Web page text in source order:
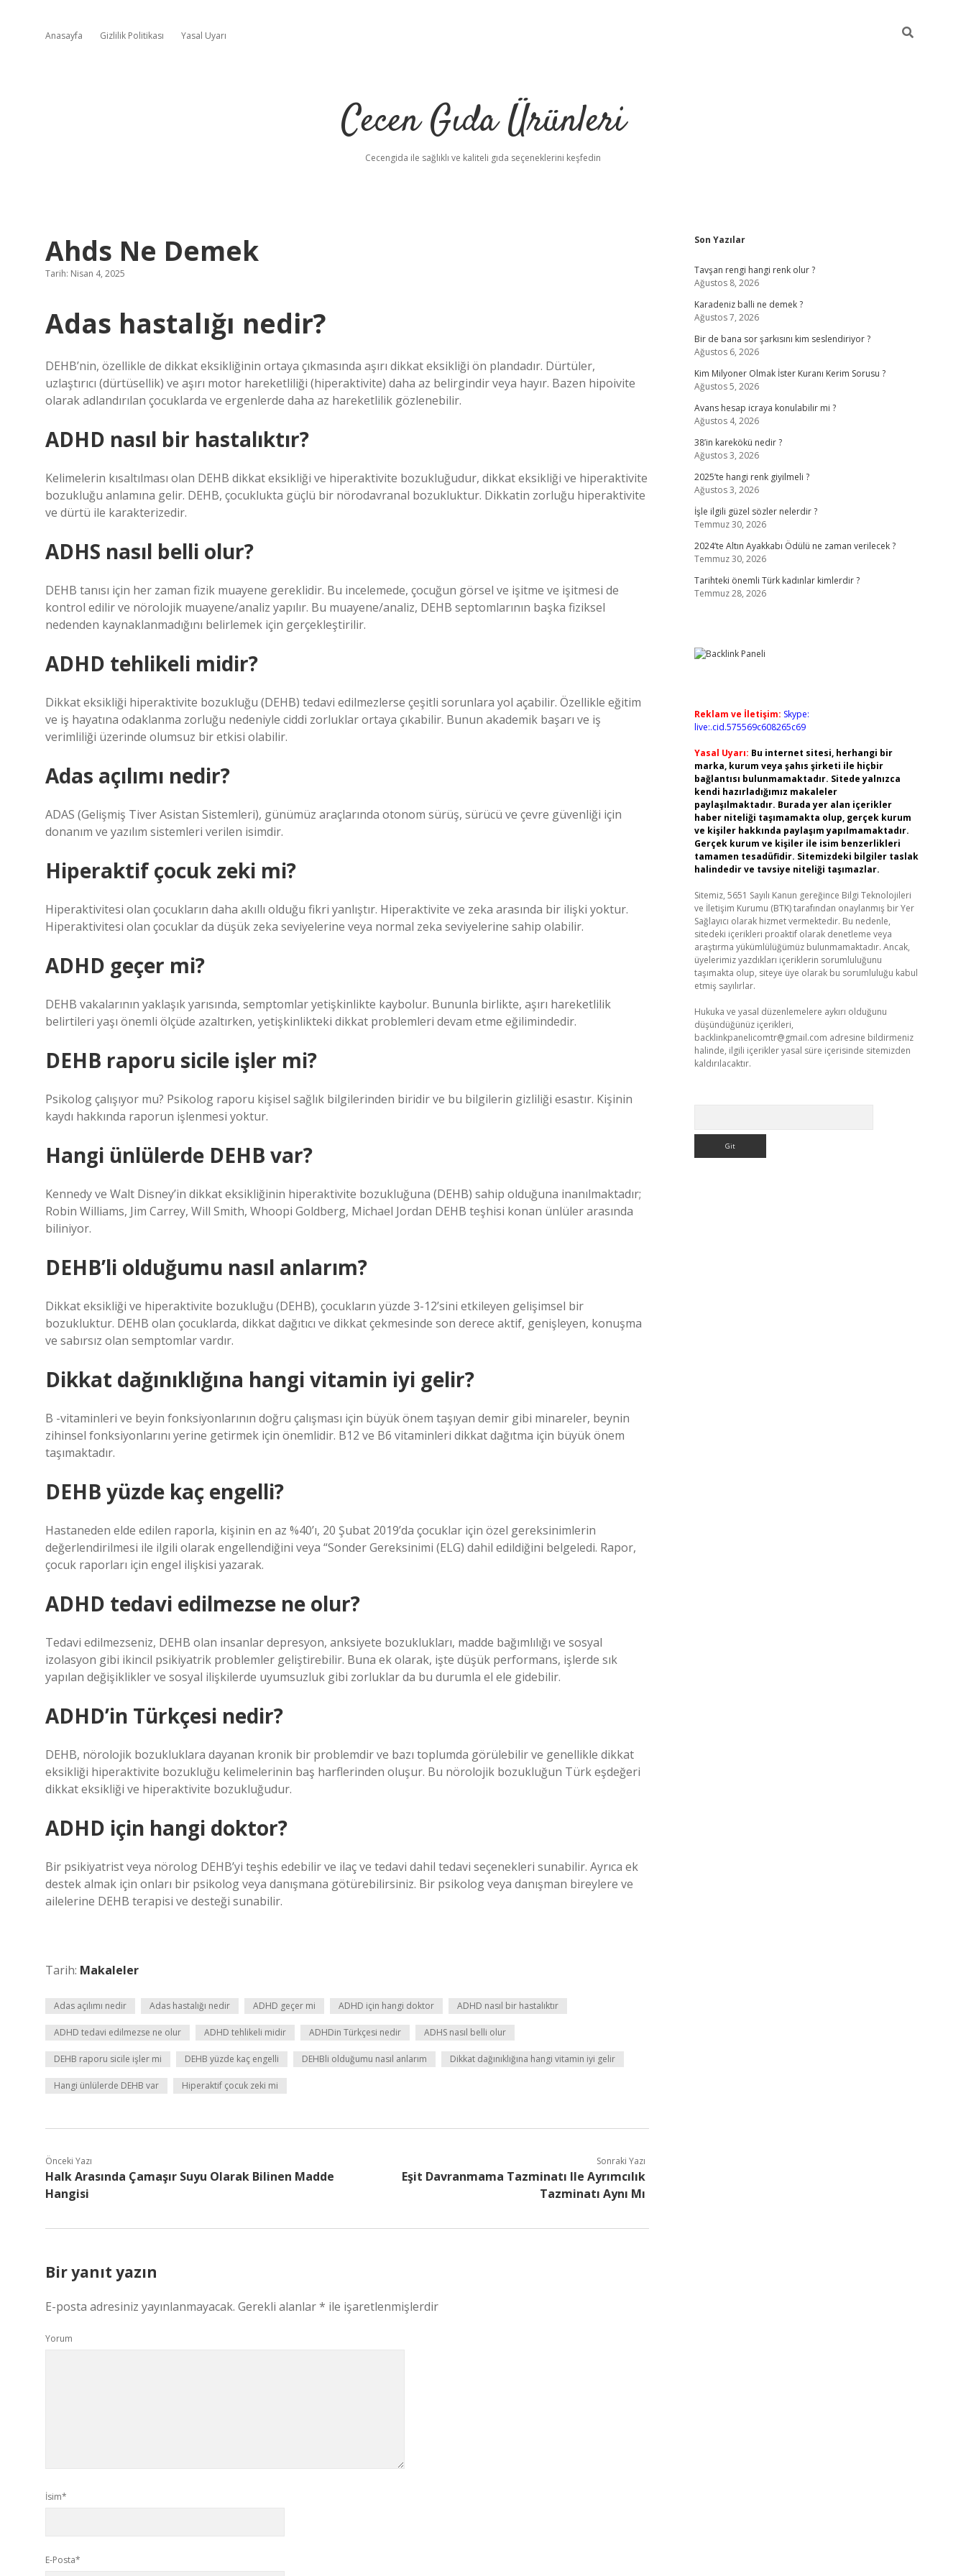
Anasayfa Gizlilik Politikası Yasal Uyarı
Cecen Gıda Ürünleri
Cecengida ile sağlıklı ve kaliteli gıda seçeneklerini keşfedin
Ahds Ne Demek
Tarih: Nisan 4, 2025
Adas hastalığı nedir?
DEHB’nin, özellikle de dikkat eksikliğinin ortaya çıkmasında aşırı dikkat eksikliği ön plandadır. Dürtüler,
uzlaştırıcı (dürtüsellik) ve aşırı motor hareketliliği (hiperaktivite) daha az belirgindir veya hayır. Bazen hipoivite
olarak adlandırılan çocuklarda ve ergenlerde daha az hareketlilik gözlenebilir.
ADHD nasıl bir hastalıktır?
Kelimelerin kısaltılması olan DEHB dikkat eksikliği ve hiperaktivite bozukluğudur, dikkat eksikliği ve hiperaktivite
bozukluğu anlamına gelir. DEHB, çocuklukta güçlü bir nörodavranal bozukluktur. Dikkatin zorluğu hiperaktivite
ve dürtü ile karakterizedir.
ADHS nasıl belli olur?
DEHB tanısı için her zaman fizik muayene gereklidir. Bu incelemede, çocuğun görsel ve işitme ve işitmesi de
kontrol edilir ve nörolojik muayene/analiz yapılır. Bu muayene/analiz, DEHB septomlarının başka fiziksel
nedenden kaynaklanmadığını belirlemek için gerçekleştirilir.
ADHD tehlikeli midir?
Dikkat eksikliği hiperaktivite bozukluğu (DEHB) tedavi edilmezlerse çeşitli sorunlara yol açabilir. Özellikle eğitim
ve iş hayatına odaklanma zorluğu nedeniyle ciddi zorluklar ortaya çıkabilir. Bunun akademik başarı ve iş
verimliliği üzerinde olumsuz bir etkisi olabilir.
Adas açılımı nedir?
ADAS (Gelişmiş Tiver Asistan Sistemleri), günümüz araçlarında otonom sürüş, sürücü ve çevre güvenliği için
donanım ve yazılım sistemleri verilen isimdir.
Hiperaktif çocuk zeki mi?
Hiperaktivitesi olan çocukların daha akıllı olduğu fikri yanlıştır. Hiperaktivite ve zeka arasında bir ilişki yoktur.
Hiperaktivitesi olan çocuklar da düşük zeka seviyelerine veya normal zeka seviyelerine sahip olabilir.
ADHD geçer mi?
DEHB vakalarının yaklaşık yarısında, semptomlar yetişkinlikte kaybolur. Bununla birlikte, aşırı hareketlilik
belirtileri yaşı önemli ölçüde azaltırken, yetişkinlikteki dikkat problemleri devam etme eğilimindedir.
DEHB raporu sicile işler mi?
Psikolog çalışıyor mu? Psikolog raporu kişisel sağlık bilgilerinden biridir ve bu bilgilerin gizliliği esastır. Kişinin
kaydı hakkında raporun işlenmesi yoktur.
Hangi ünlülerde DEHB var?
Kennedy ve Walt Disney’in dikkat eksikliğinin hiperaktivite bozukluğuna (DEHB) sahip olduğuna inanılmaktadır;
Robin Williams, Jim Carrey, Will Smith, Whoopi Goldberg, Michael Jordan DEHB teşhisi konan ünlüler arasında
biliniyor.
DEHB’li olduğumu nasıl anlarım?
Dikkat eksikliği ve hiperaktivite bozukluğu (DEHB), çocukların yüzde 3-12’sini etkileyen gelişimsel bir
bozukluktur. DEHB olan çocuklarda, dikkat dağıtıcı ve dikkat çekmesinde son derece aktif, genişleyen, konuşma
ve sabırsız olan semptomlar vardır.
Dikkat dağınıklığına hangi vitamin iyi gelir?
B -vitaminleri ve beyin fonksiyonlarının doğru çalışması için büyük önem taşıyan demir gibi minareler, beynin
zihinsel fonksiyonlarını yerine getirmek için önemlidir. B12 ve B6 vitaminleri dikkat dağıtma için büyük önem
taşımaktadır.
DEHB yüzde kaç engelli?
Hastaneden elde edilen raporla, kişinin en az %40’ı, 20 Şubat 2019’da çocuklar için özel gereksinimlerin
değerlendirilmesi ile ilgili olarak engellendiğini veya “Sonder Gereksinimi (ELG) dahil edildiğini belgeledi. Rapor,
çocuk raporları için engel ilişkisi yazarak.
ADHD tedavi edilmezse ne olur?
Tedavi edilmezseniz, DEHB olan insanlar depresyon, anksiyete bozuklukları, madde bağımlılığı ve sosyal
izolasyon gibi ikincil psikiyatrik problemler geliştirebilir. Buna ek olarak, işte düşük performans, işlerde sık
yapılan değişiklikler ve sosyal ilişkilerde uyumsuzluk gibi zorluklar da bu durumla el ele gidebilir.
ADHD’in Türkçesi nedir?
DEHB, nörolojik bozukluklara dayanan kronik bir problemdir ve bazı toplumda görülebilir ve genellikle dikkat
eksikliği hiperaktivite bozukluğu kelimelerinin baş harflerinden oluşur. Bu nörolojik bozukluğun Türk eşdeğeri
dikkat eksikliği ve hiperaktivite bozukluğudur.
ADHD için hangi doktor?
Bir psikiyatrist veya nörolog DEHB’yi teşhis edebilir ve ilaç ve tedavi dahil tedavi seçenekleri sunabilir. Ayrıca ek
destek almak için onları bir psikolog veya danışmana götürebilirsiniz. Bir psikolog veya danışman bireylere ve
ailelerine DEHB terapisi ve desteği sunabilir.
Tarih: Makaleler
Adas açılımı nedir Adas hastalığı nedir ADHD geçer mi ADHD için hangi doktor ADHD nasıl bir hastalıktır
ADHD tedavi edilmezse ne olur ADHD tehlikeli midir ADHDin Türkçesi nedir ADHS nasıl belli olur
DEHB raporu sicile işler mi DEHB yüzde kaç engelli DEHBli olduğumu nasıl anlarım Dikkat dağınıklığına hangi vitamin iyi gelir
Hangi ünlülerde DEHB var Hiperaktif çocuk zeki mi
Önceki Yazı
Halk Arasında Çamaşır Suyu Olarak Bilinen Madde
Hangisi
Sonraki Yazı
Eşit Davranmama Tazminatı Ile Ayrımcılık
Tazminatı Aynı Mı
Bir yanıt yazın
E-posta adresiniz yayınlanmayacak. Gerekli alanlar* ile işaretlenmişlerdir
Yorum
İsim*
E-Posta*
Sidebar
Son Yazılar
Tavşan rengi hangi renk olur ?
Ağustos 8, 2026
Karadeniz balli ne demek ?
Ağustos 7, 2026
Bir de bana sor şarkısını kim seslendiriyor ?
Ağustos 6, 2026
Kim Milyoner Olmak İster Kuranı Kerim Sorusu ?
Ağustos 5, 2026
Avans hesap icraya konulabilir mi ?
Ağustos 4, 2026
38’in karekökü nedir ?
Ağustos 3, 2026
2025’te hangi renk giyilmeli ?
Ağustos 3, 2026
İşle ilgili güzel sözler nelerdir ?
Temmuz 30, 2026
2024’te Altın Ayakkabı Ödülü ne zaman verilecek ?
Temmuz 30, 2026
Tarihteki önemli Türk kadınlar kimlerdir ?
Temmuz 28, 2026
Reklam ve İletişim: Skype:
live:.cid.575569c608265c69
Yasal Uyarı: Bu internet sitesi, herhangi bir
marka, kurum veya şahıs şirketi ile hiçbir
bağlantısı bulunmamaktadır. Sitede yalnızca
kendi hazırladığımız makaleler
paylaşılmaktadır. Burada yer alan içerikler
haber niteliği taşımamakta olup, gerçek kurum
ve kişiler hakkında paylaşım yapılmamaktadır.
Gerçek kurum ve kişiler ile isim benzerlikleri
tamamen tesadüfidir. Sitemizdeki bilgiler taslak
halindedir ve tavsiye niteliği taşımazlar.
Sitemiz, 5651 Sayılı Kanun gereğince Bilgi Teknolojileri
ve İletişim Kurumu (BTK) tarafından onaylanmış bir Yer
Sağlayıcı olarak hizmet vermektedir. Bu nedenle,
sitedeki içerikleri proaktif olarak denetleme veya
araştırma yükümlülüğümüz bulunmamaktadır. Ancak,
üyelerimiz yazdıkları içeriklerin sorumluluğunu
taşımakta olup, siteye üye olarak bu sorumluluğu kabul
etmiş sayılırlar.
Hukuka ve yasal düzenlemelere aykırı olduğunu
düşündüğünüz içerikleri,
backlinkpanelicomtr@gmail.com adresine bildirmeniz
halinde, ilgili içerikler yasal süre içerisinde sitemizden
kaldırılacaktır.
https://hiltonbet-giris.com/